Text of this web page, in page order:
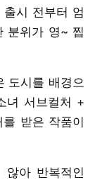
시 전부터 엄
분위가 영~ 찝
도시를 배경으
녀 서브컬처 +
받은 작품이
아 반복적인